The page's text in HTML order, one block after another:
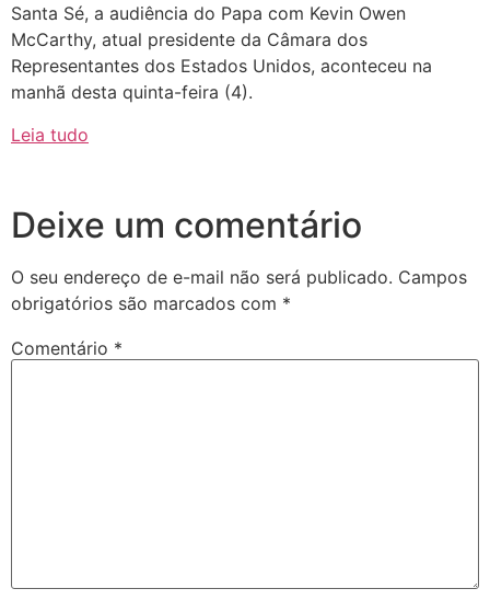
Santa Sé, a audiência do Papa com Kevin Owen
McCarthy, atual presidente da Câmara dos
Representantes dos Estados Unidos, aconteceu na
manhã desta quinta-feira (4).
Leia tudo
Deixe um comentário
O seu endereço de e-mail não será publicado. Campos
obrigatórios são marcados com *
Comentário *